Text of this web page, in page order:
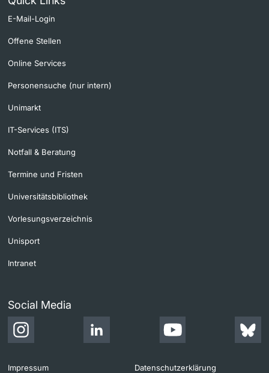
E-Mail-Login
Offene Stellen
Online Services
Personensuche (nur intern)
Unimarkt
IT-Services (ITS)
Notfall & Beratung
Termine und Fristen
Universitätsbibliothek
Vorlesungsverzeichnis
Unisport
Intranet
Social Media
Impressum Datenschutzerklärung